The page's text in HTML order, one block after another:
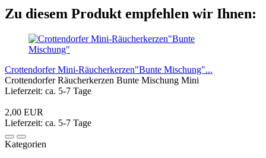
Zu diesem Produkt empfehlen wir Ihnen:
Crottendorfer Mini-Räucherkerzen"Bunte Mischung"...
Crottendorfer Räucherkerzen Bunte Mischung Mini
Lieferzeit: ca. 5-7 Tage
2,00 EUR
Lieferzeit: ca. 5-7 Tage
Kategorien